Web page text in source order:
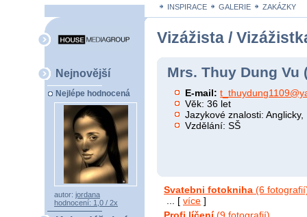
INSPIRACE GALERIE ZAKÁZKY
Nejnovější
Nejlépe hodnocená
autor: jordana
hodnocení: 1,0 / 2x
Vizážista /
Mrs. Thuy Dung Vu
E-mail:
Věk: 36 let
Jazykové znalosti:
Vzdělání: SŠ
Svatebni fotokniha (6
... [ více ]